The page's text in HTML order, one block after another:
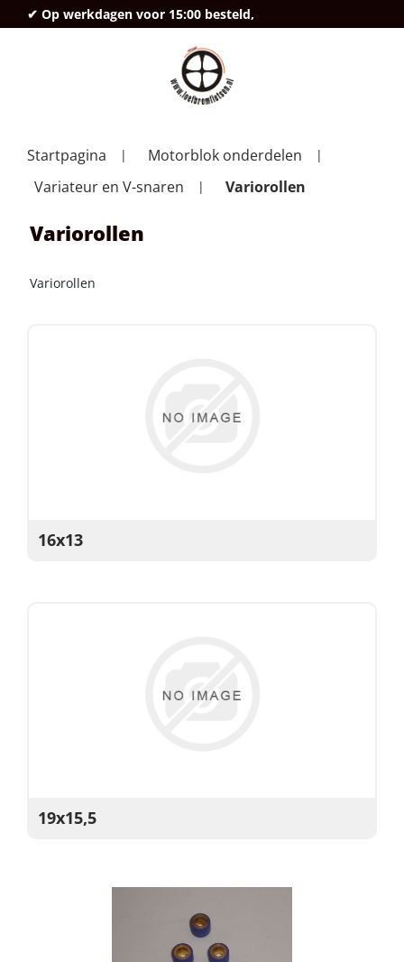
✔ Op werkdagen voor 15:00 besteld,
Startpagina
Motorblok onderdelen
Variateur en V-snaren
Variorollen
Variorollen
Variorollen
16x13
19x15,5